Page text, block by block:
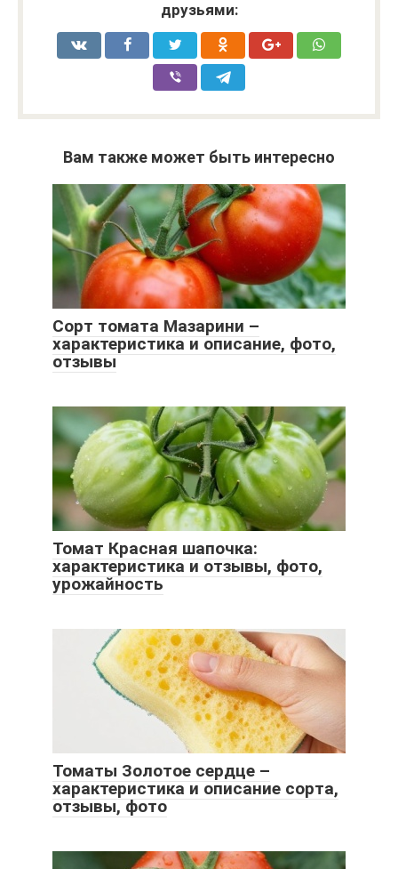
друзьями:
Вам также может быть интересно
Сорт томата Мазарини –
характеристика и описание, фото,
отзывы
Томат Красная шапочка:
характеристика и отзывы, фото,
урожайность
Томаты Золотое сердце –
характеристика и описание сорта,
отзывы, фото